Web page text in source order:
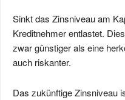
Sinkt das Zinsniveau am
Kreditnehmer entlastet.
zwar günstiger als eine
auch riskanter.
Das zukünftige Zinsniveau